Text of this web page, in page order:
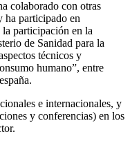
colaborado con otras
ha participado en
la participación en la
de Sanidad para la
técnicos y
humano”, entre
e internacionales, y
y conferencias) en los